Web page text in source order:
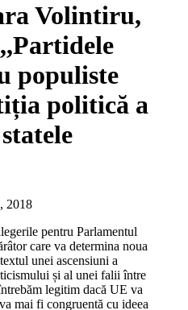
Volintiru,
populiste
politică a
2018
pentru Parlamentul
care va determina noua
unei ascensiuni a
și al unei falii între
legitim dacă UE va
mai fi congruentă cu ideea